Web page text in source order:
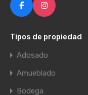
Tipos de propiedad
Adosado
Amueblado
Bodega